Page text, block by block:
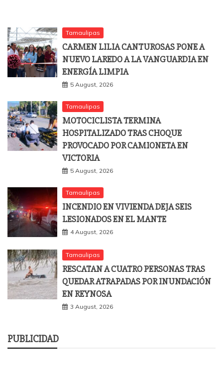
Tamaulipas
CARMEN LILIA CANTUROSAS PONE A
NUEVO LAREDO A LA VANGUARDIA EN
ENERGÍA LIMPIA
5 August, 2026
Tamaulipas
MOTOCICLISTA TERMINA
HOSPITALIZADO TRAS CHOQUE
PROVOCADO POR CAMIONETA EN
VICTORIA
5 August, 2026
Tamaulipas
INCENDIO EN VIVIENDA DEJA SEIS
LESIONADOS EN EL MANTE
4 August, 2026
Tamaulipas
RESCATAN A CUATRO PERSONAS TRAS
QUEDAR ATRAPADAS POR INUNDACIÓN
EN REYNOSA
3 August, 2026
PUBLICIDAD